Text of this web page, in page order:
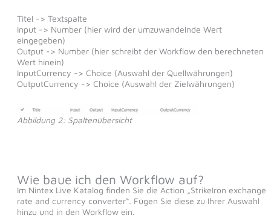
Titel -> Textspalte
Input -> Number (hier wird der umzuwandelnde Wert
eingegeben)
Output -> Number (hier schreibt der Workflow den berechneten
Wert hinein)
InputCurrency -> Choice (Auswahl der Quellwährungen)
OutputCurrency -> Choice (Auswahl der Zielwährungen)
Abbildung 2: Spaltenübersicht
Wie baue ich den Workflow auf?
Im Nintex Live Katalog finden Sie die Action „StrikeIron exchange
rate and currency converter“. Fügen Sie diese zu Ihrer Auswahl
hinzu und in den Workflow ein.